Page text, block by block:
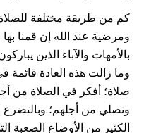
كم من طريقة مختلفة
ومرضية عند الله إن قمنا
بالأمهات والآباء الذين
وما زالت هذه العادة قائمة
صلاة؛ أفكر في الصلاة من
ونصلي من أجلهم؛ وبالتضرع
الكثير من الأوضاع الصعبة